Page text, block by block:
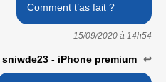
Comment t’as fait ?
15/09/2020 à 14h54
sniwde23 - iPhone premium ↩